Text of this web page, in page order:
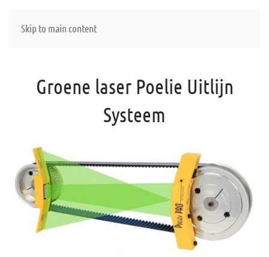
Skip to main content
Groene laser Poelie Uitlijn
Systeem